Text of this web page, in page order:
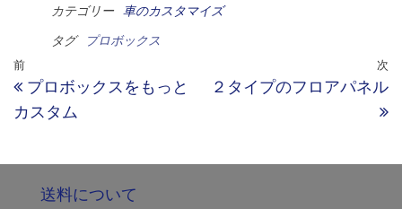
カテゴリー 車のカスタマイズ
タグ
プロボックス
前
プロボックスをもっと
カスタム
次
２タイプのフロアパネル
送料について